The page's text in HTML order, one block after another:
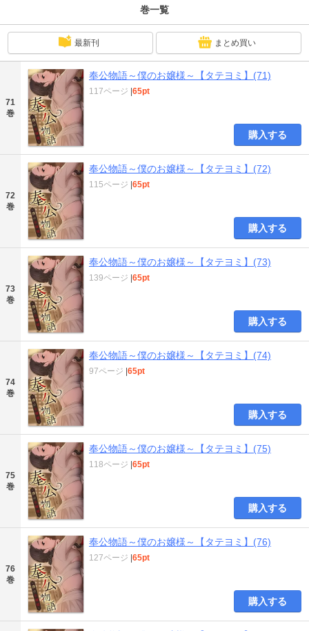
巻一覧
最新刊 まとめ買い
71
巻
奉公物語～僕のお嬢様～【タテヨミ】(71)
117ページ |65pt
購入する
72
巻
奉公物語～僕のお嬢様～【タテヨミ】(72)
115ページ |65pt
購入する
73
巻
奉公物語～僕のお嬢様～【タテヨミ】(73)
139ページ |65pt
購入する
74
巻
奉公物語～僕のお嬢様～【タテヨミ】(74)
97ページ |65pt
購入する
75
巻
奉公物語～僕のお嬢様～【タテヨミ】(75)
118ページ |65pt
購入する
76
巻
奉公物語～僕のお嬢様～【タテヨミ】(76)
127ページ |65pt
購入する